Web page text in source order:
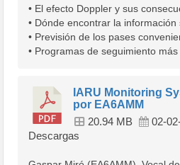
• El efecto Doppler y sus
• Dónde encontrar la información
• Previsión de los pases
• Programas de seguimiento
IARU Monitoring
por EA6AMM
20.94 MB 02-
Descargas